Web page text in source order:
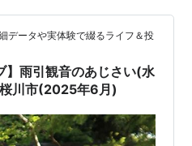
と少し離れたくろねこの家
ます 下り線では渋滞が始ま
データや実体験で綴るライフ＆投
】雨引観音のあじさい(水
川市(2025年6月)